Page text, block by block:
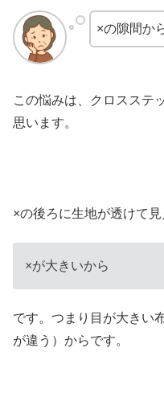
×の隙間か
この悩みは、クロスステ
思います。
×の後ろに生地が透けて見
×が大きいから
です。つまり目が大きい
が違う）からです。